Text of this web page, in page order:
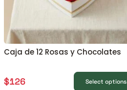
Caja de 12 Rosas y Chocolates
$126 Select options